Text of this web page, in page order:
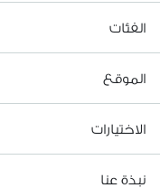
الفئات
الموقع
الاختيارات
نبذة عنا